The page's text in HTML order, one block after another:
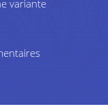
proposée.
Pourquoi est-il
variante